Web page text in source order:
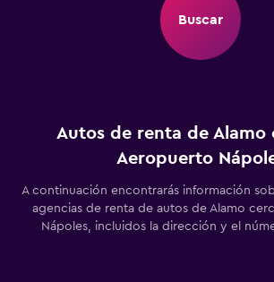
Buscar
Autos de renta de Alamo
Aeropuerto
A continuación encontrarás información
agencias de renta de autos de Alamo
Nápoles, incluidos la dirección y el